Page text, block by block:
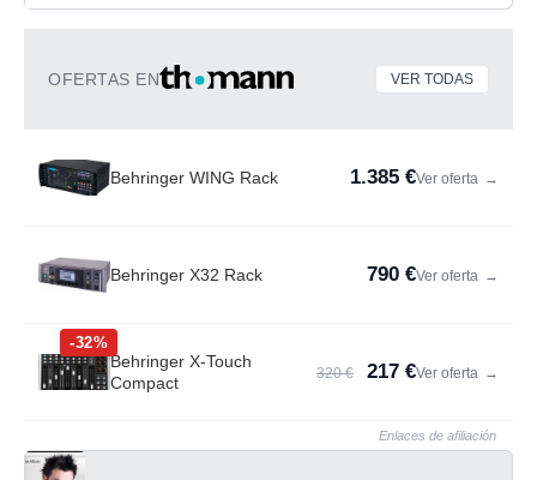
OFERTAS EN VER TODAS
Behringer WING Rack 1.385 €Ver oferta →
Behringer X32 Rack 790 €Ver oferta →
-32%
Behringer X-Touch
Compact
320 € 217 €Ver oferta →
Enlaces de afiliación